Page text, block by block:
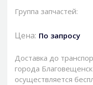
Группа запчастей:
Цена: По запросу
Доставка до
города
осуществляется